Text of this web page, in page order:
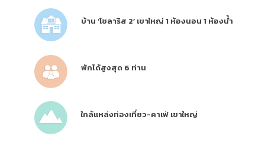
บ้าน ‘โซลาริส 2’ เขาใหญ่ 1 ห้องนอน 1 ห้องน้ำ
พักได้สูงสุด 6 ท่าน
ใกล้แหล่งท่องเที่ยว-คาเฟ่ เขาใหญ่